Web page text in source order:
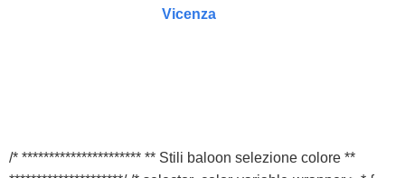
Vicenza
/* ********************** ** Stili baloon selezione colore **